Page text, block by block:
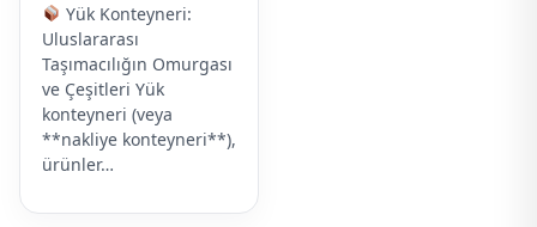
Yük Konteyneri:
Uluslararası
Taşımacılığın Omurgası
ve Çeşitleri Yük
konteyneri (veya
**nakliye konteyneri**),
ürünler…